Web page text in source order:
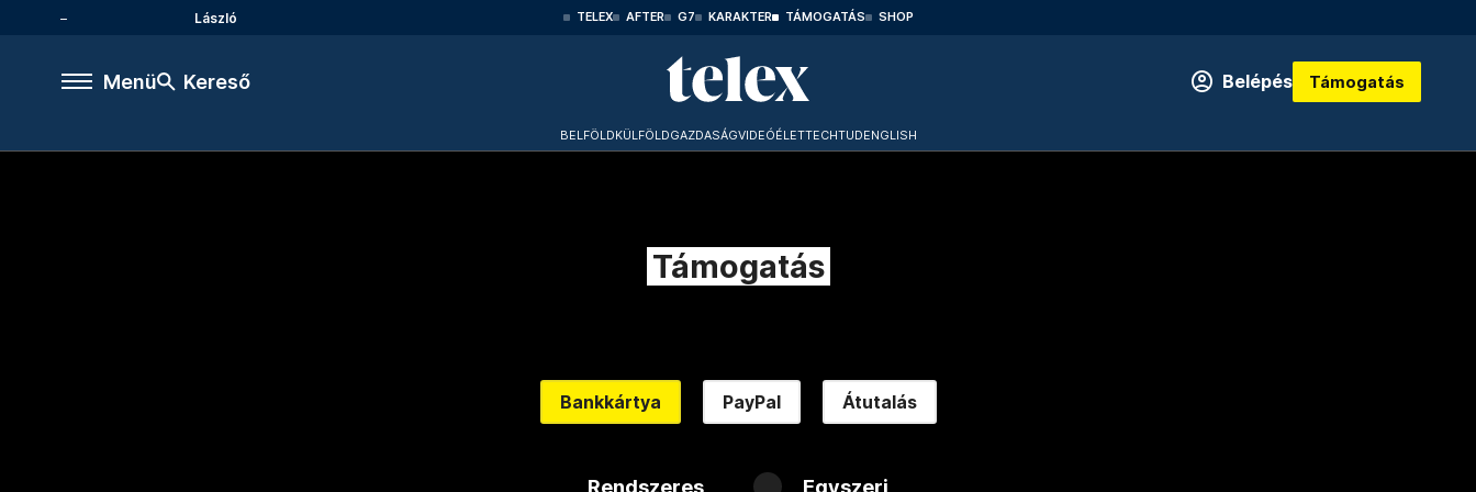
László TELEX AFTER G7 KARAKTER TÁMOGATÁS SHOP
Menü Kereső Belépés Támogatás
BELFÖLDKÜLFÖLDGAZDASÁGVIDEÓÉLETTECHTUDENGLISH
Támogatás
Bankkártya PayPal Átutalás
Rendszeres Egyszeri